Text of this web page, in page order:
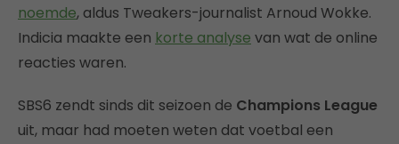
noemde, aldus Tweakers-journalist Arnoud Wokke.
Indicia maakte een korte analyse van wat de online
reacties waren.
SBS6 zendt sinds dit seizoen de Champions League
uit, maar had moeten weten dat voetbal een